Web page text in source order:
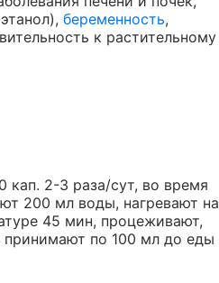
беременность,
к растительному
кап. 2-3 раза/сут, во время
200 мл воды, нагревают на
45 мин, процеживают,
по 100 мл до еды